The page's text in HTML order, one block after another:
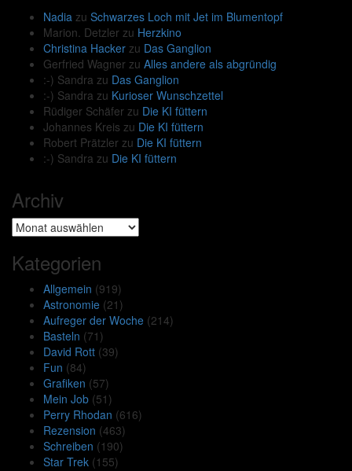
Nadia zu Schwarzes Loch mit Jet im Blumentopf
Marion. Detzler zu Herzkino
Christina Hacker zu Das Ganglion
Gerfried Wagner zu Alles andere als abgründig
:-) Sandra zu Das Ganglion
:-) Sandra zu Kurioser Wunschzettel
Rüdiger Schäfer zu Die KI füttern
Johannes Kreis zu Die KI füttern
Robert Prätzler zu Die KI füttern
:-) Sandra zu Die KI füttern
Archiv
Archiv
Kategorien
Allgemein (919)
Astronomie (21)
Aufreger der Woche (214)
Basteln (71)
David Rott (39)
Fun (84)
Grafiken (57)
Mein Job (51)
Perry Rhodan (616)
Rezension (463)
Schreiben (190)
Star Trek (155)